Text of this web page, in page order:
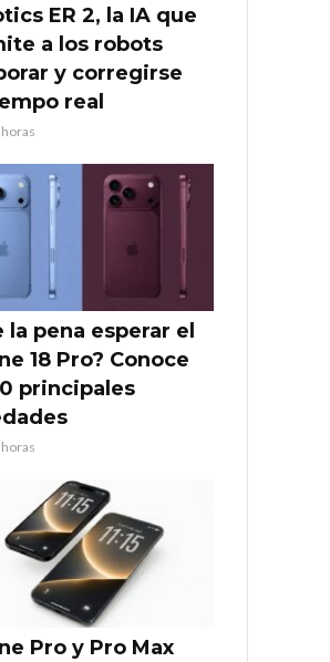
ER 2, la IA que
a los robots
y corregirse
real
la pena esperar el
18 Pro? Conoce
principales
Pro y Pro Max